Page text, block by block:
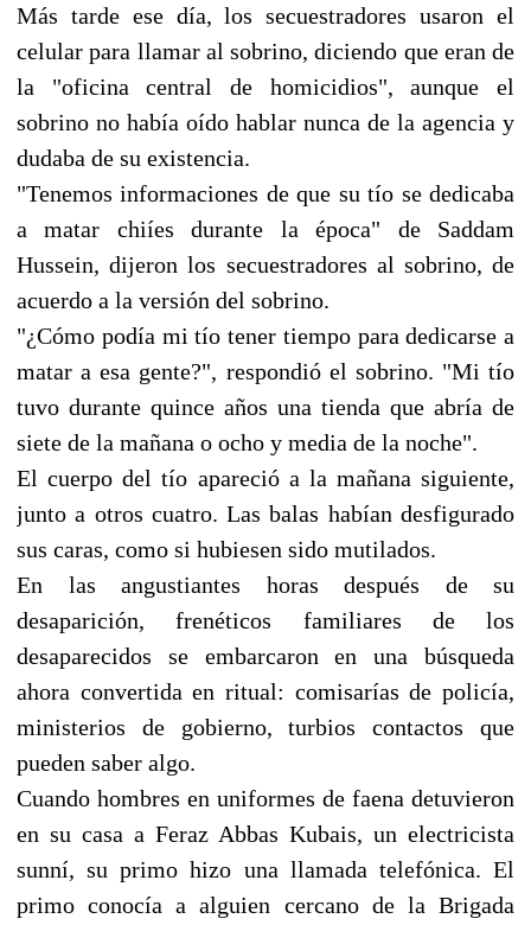
Más tarde ese día, los secuestradores usaron el
celular para llamar al sobrino, diciendo que eran de
la "oficina central de homicidios", aunque el
sobrino no había oído hablar nunca de la agencia y
dudaba de su existencia.
"Tenemos informaciones de que su tío se dedicaba
a matar chiíes durante la época" de Saddam
Hussein, dijeron los secuestradores al sobrino, de
acuerdo a la versión del sobrino.
"¿Cómo podía mi tío tener tiempo para dedicarse a
matar a esa gente?", respondió el sobrino. "Mi tío
tuvo durante quince años una tienda que abría de
siete de la mañana o ocho y media de la noche".
El cuerpo del tío apareció a la mañana siguiente,
junto a otros cuatro. Las balas habían desfigurado
sus caras, como si hubiesen sido mutilados.
En las angustiantes horas después de su
desaparición, frenéticos familiares de los
desaparecidos se embarcaron en una búsqueda
ahora convertida en ritual: comisarías de policía,
ministerios de gobierno, turbios contactos que
pueden saber algo.
Cuando hombres en uniformes de faena detuvieron
en su casa a Feraz Abbas Kubais, un electricista
sunní, su primo hizo una llamada telefónica. El
primo conocía a alguien cercano de la Brigada